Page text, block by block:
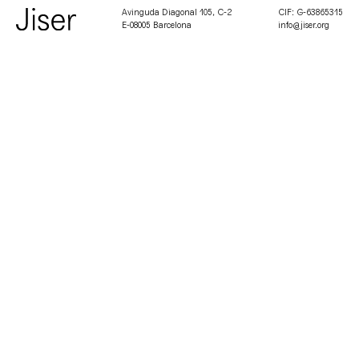
Avinguda Diagonal 105, C-2
E-08005 Barcelona
CIF: G-63865315
info@jiser.org